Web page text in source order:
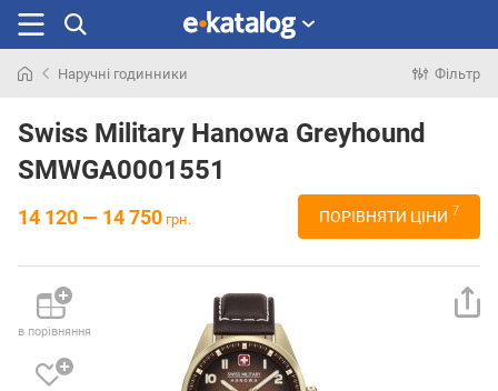
раніше
Наручні годинники Фільтр
Swiss Military Hanowa Greyhound
SMWGA0001551
14 120 — 14 750 грн. ПОРІВНЯТИ ЦІНИ 7
в порівняння